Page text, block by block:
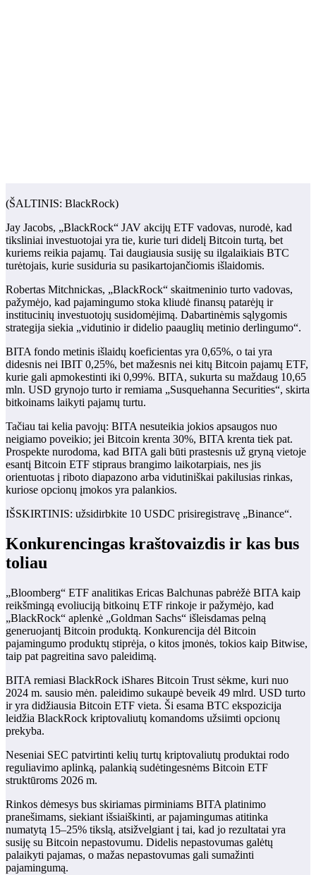
(ŠALTINIS: BlackRock)
Jay Jacobs, „BlackRock“ JAV akcijų ETF vadovas, nurodė, kad
tiksliniai investuotojai yra tie, kurie turi didelį Bitcoin turtą, bet
kuriems reikia pajamų. Tai daugiausia susiję su ilgalaikiais BTC
turėtojais, kurie susiduria su pasikartojančiomis išlaidomis.
Robertas Mitchnickas, „BlackRock“ skaitmeninio turto vadovas,
pažymėjo, kad pajamingumo stoka kliudė finansų patarėjų ir
institucinių investuotojų susidomėjimą. Dabartinėmis sąlygomis
strategija siekia „vidutinio ir didelio paauglių metinio derlingumo“.
BITA fondo metinis išlaidų koeficientas yra 0,65%, o tai yra
didesnis nei IBIT 0,25%, bet mažesnis nei kitų Bitcoin pajamų ETF,
kurie gali apmokestinti iki 0,99%. BITA, sukurta su maždaug 10,65
mln. USD grynojo turto ir remiama „Susquehanna Securities“, skirta
bitkoinams laikyti pajamų turtu.
Tačiau tai kelia pavojų: BITA nesuteikia jokios apsaugos nuo
neigiamo poveikio; jei Bitcoin krenta 30%, BITA krenta tiek pat.
Prospekte nurodoma, kad BITA gali būti prastesnis už gryną vietoje
esantį Bitcoin ETF stipraus brangimo laikotarpiais, nes jis
orientuotas į riboto diapazono arba vidutiniškai pakilusias rinkas,
kuriose opcionų įmokos yra palankios.
IŠSKIRTINIS: užsidirbkite 10 USDC prisiregistravę „Binance“.
Konkurencingas kraštovaizdis ir kas bus
toliau
„Bloomberg“ ETF analitikas Ericas Balchunas pabrėžė BITA kaip
reikšmingą evoliuciją bitkoinų ETF rinkoje ir pažymėjo, kad
„BlackRock“ aplenkė „Goldman Sachs“ išleisdamas pelną
generuojantį Bitcoin produktą. Konkurencija dėl Bitcoin
pajamingumo produktų stiprėja, o kitos įmonės, tokios kaip Bitwise,
taip pat pagreitina savo paleidimą.
BITA remiasi BlackRock iShares Bitcoin Trust sėkme, kuri nuo
2024 m. sausio mėn. paleidimo sukaupė beveik 49 mlrd. USD turto
ir yra didžiausia Bitcoin ETF vieta. Ši esama BTC ekspozicija
leidžia BlackRock kriptovaliutų komandoms užsiimti opcionų
prekyba.
Neseniai SEC patvirtinti kelių turtų kriptovaliutų produktai rodo
reguliavimo aplinką, palankią sudėtingesnėms Bitcoin ETF
struktūroms 2026 m.
Rinkos dėmesys bus skiriamas pirminiams BITA platinimo
pranešimams, siekiant išsiaiškinti, ar pajamingumas atitinka
numatytą 15–25% tikslą, atsižvelgiant į tai, kad jo rezultatai yra
susiję su Bitcoin nepastovumu. Didelis nepastovumas galėtų
palaikyti pajamas, o mažas nepastovumas gali sumažinti
pajamingumą.